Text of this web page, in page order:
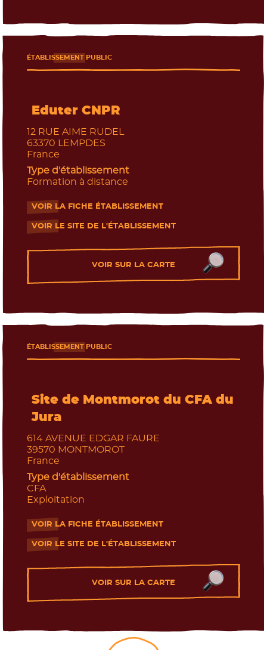
Eduter CNPR
ÉTABLISSEMENT PUBLIC
12 RUE AIME RUDEL
63370 LEMPDES
France
Type d'établissement
Formation à distance
VOIR LA FICHE ÉTABLISSEMENT
- Nouvelle fenêtre
VOIR LE SITE DE L'ÉTABLISSEMENT
- Nouvelle fenêtre
VOIR SUR LA CARTE
Site de Montmorot du CFA du
Jura
ÉTABLISSEMENT PUBLIC
614 AVENUE EDGAR FAURE
39570 MONTMOROT
France
Type d'établissement
CFA
Exploitation
VOIR LA FICHE ÉTABLISSEMENT
- Nouvelle fenêtre
VOIR LE SITE DE L'ÉTABLISSEMENT
- Nouvelle fenêtre
VOIR SUR LA CARTE